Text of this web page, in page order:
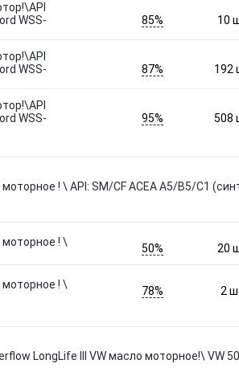
WSS-
85% 10
WSS-
87% 192
WSS-
95% 508
! \ API: SM/CF ACEA A5/B5/C1
моторное ! \
50% 20
моторное ! \
78% 2
LongLife III VW масло моторное!\ VW